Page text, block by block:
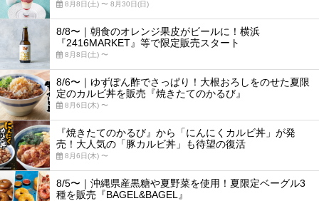
8月8日(土) 〜 8月30日(日)
8/8〜｜朝食のオレンジ果皮がビールに！横浜
『2416MARKET』等で限定販売スタート
8月8日(土) 〜
8/6〜｜ゆずぽん酢でさっぱり！大根おろしをのせた夏限
定のカルビ丼を販売『焼きたてのかるび』
8月6日(木) 〜
『焼きたてのかるび』から「にんにくカルビ丼」が発
売！大人気の「豚カルビ丼」も待望の復活
8月6日(木) 〜
8/5〜｜沖縄県産黒糖や夏野菜を使用！夏限定ベーグル3
種を販売『BAGEL&BAGEL』